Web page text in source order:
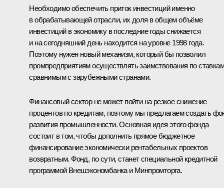
Необходимо обеспечить приток инвестиций именно
в обрабатывающей отрасли, их доля в общем объёме
инвестиций в экономику в последние годы снижается
и на сегодняшний день находится на уровне 1998 года.
Поэтому нужен новый механизм, который бы позволил
промпредприятиям осуществлять заимствования по
сравнимым с зарубежными странами.
Финансовый сектор не может пойти на резкое снижение
процентов по кредитам, поэтому мы предлагаем создать
развития промышленности. Основная идея этого фонда
состоит в том, чтобы дополнить прямое бюджетное
финансирование экономически рентабельных проектов
возвратным. Фонд, по сути, станет специальной кредитной
программой Внешэкономбанка и Минпромторга.